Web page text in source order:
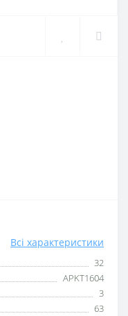
Всі характеристики
32
APKT1604
3
63